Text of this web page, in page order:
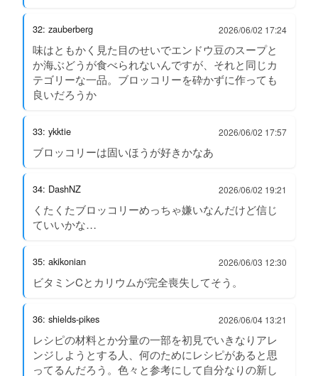
32: zauberberg 2026/06/02 17:24
味はともかく見た目のせいでエンドウ豆のスープと
か海ぶどうが食べられないんですが、それと同じカ
テゴリーな一品。ブロッコリーを砕かずに作っても
良いだろうか
33: ykktie 2026/06/02 17:57
ブロッコリーは固いほうが好きかなあ
34: DashNZ 2026/06/02 19:21
くたくたブロッコリーめっちゃ嫌いなんだけど信じ
ていいかな…
35: akikonian 2026/06/03 12:30
ビタミンCとカリウムが完全喪失してそう。
36: shields-pikes 2026/06/04 13:21
レシピの材料とか分量の一部を初見でいきなりアレ
ンジしようとする人、何のためにレシピがあると思
ってるんだろう。色々と参考にして自分なりの新し